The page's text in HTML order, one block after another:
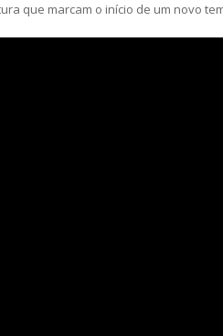
que marcam o início de um novo